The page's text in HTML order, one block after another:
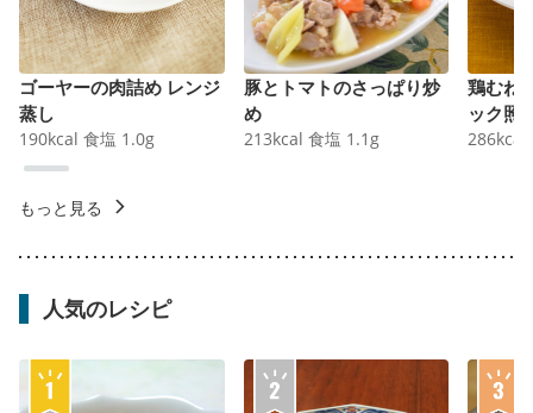
ゴーヤーの肉詰め レンジ
蒸し
190kcal 食塩 1.0g
豚とトマトのさっぱり炒
め
213kcal 食塩 1.1 g
鶏むね
ック照
286kcal
もっと見る
人気のレシピ